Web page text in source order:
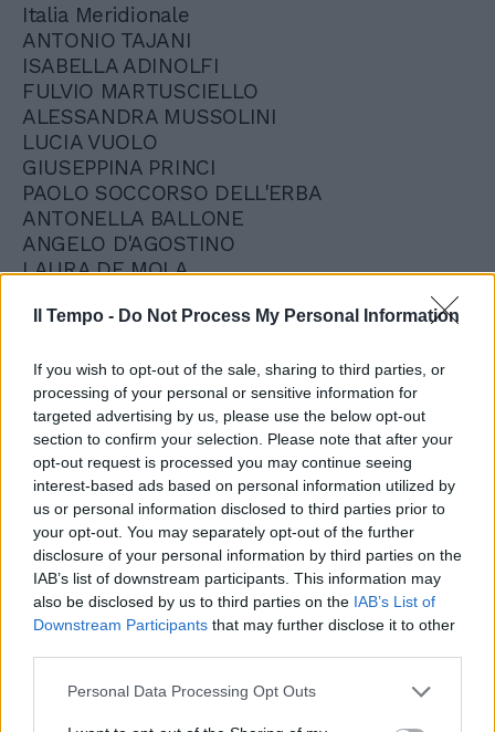
Il Tempo - Do Not Process My Personal Information
If you wish to opt-out of the sale, sharing to third parties, or
processing of your personal or sensitive information for
targeted advertising by us, please use the below opt-out
section to confirm your selection. Please note that after your
opt-out request is processed you may continue seeing
interest-based ads based on personal information utilized by
us or personal information disclosed to third parties prior to
your opt-out. You may separately opt-out of the further
disclosure of your personal information by third parties on the
IAB’s list of downstream participants. This information may
also be disclosed by us to third parties on the IAB’s List of
Downstream Participants that may further disclose it to other
Personal Data Processing Opt Outs
Italia Meridionale
ANTONIO TAJANI
ISABELLA ADINOLFI
FULVIO MARTUSCIELLO
ALESSANDRA MUSSOLINI
LUCIA VUOLO
GIUSEPPINA PRINCI
PAOLO SOCCORSO DELL'ERBA
ANTONELLA BALLONE
ANGELO D'AGOSTINO
LAURA DE MOLA
ELISEO IANNINI
BARBARA RICCI
RICCARDO ROSA
ALESSANDRO SACCHI
FRANCESCA SALATIELLO
MARCELLO VERNOLA
Italia Isole
CATERINA CHINNICI
MICHELE COSSA
MADDALENA CALIA
MASSIMO DELL'UTRI
MARCO FALCONE
BERNARDETTE GRASSO
MARGHERITA LA ROCCA RUVOLO